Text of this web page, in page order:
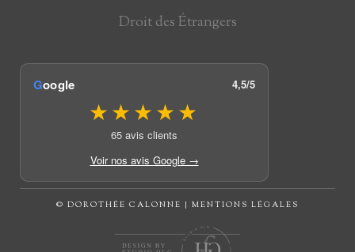
Droit des Étrangers
Google 4,5/5
★★★★★
65 avis clients
Voir nos avis Google →
© DOROTHÉE CALONNE | MENTIONS LÉGALES